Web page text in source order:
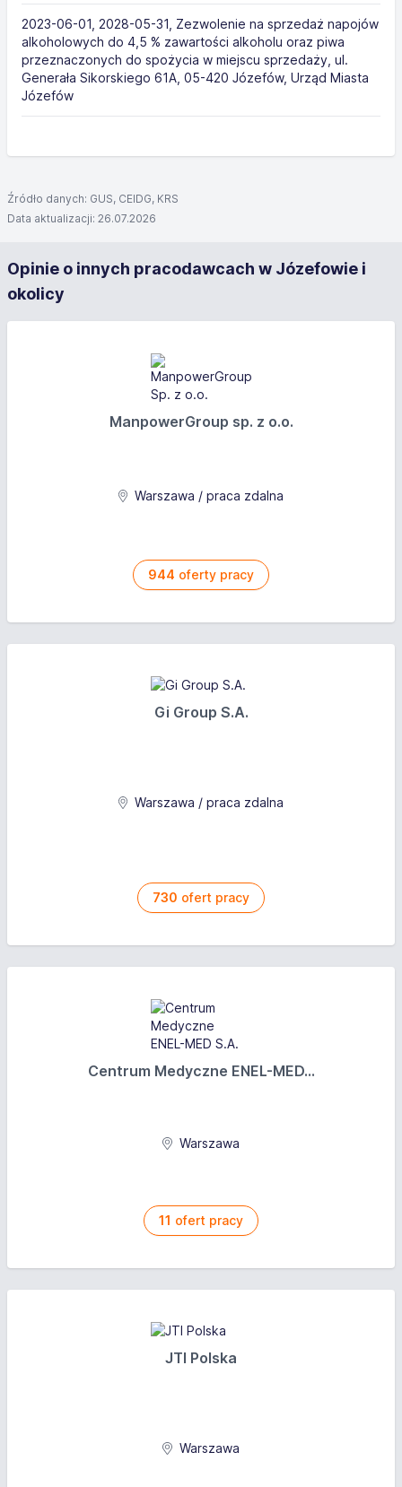
2023-06-01, 2028-05-31, Zezwolenie na sprzedaż napojów
alkoholowych do 4,5 % zawartości alkoholu oraz piwa
przeznaczonych do spożycia w miejscu sprzedaży, ul.
Generała Sikorskiego 61A, 05-420 Józefów, Urząd Miasta
Józefów
Źródło danych: GUS, CEIDG, KRS
Data aktualizacji: 26.07.2026
Opinie o innych pracodawcach w Józefowie i
okolicy
ManpowerGroup sp. z o.o.
Warszawa / praca zdalna
944 oferty pracy
Gi Group S.A.
Warszawa / praca zdalna
730 ofert pracy
Centrum Medyczne ENEL-MED...
Warszawa
11 ofert pracy
JTI Polska
Warszawa